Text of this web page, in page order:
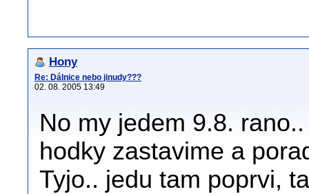
Hony
Re: Dálnice nebo jinudy???
02. 08. 2005 13:49
No my jedem 9.8.
hodky zastavime a
Tyjo.. jedu tam poprvi,